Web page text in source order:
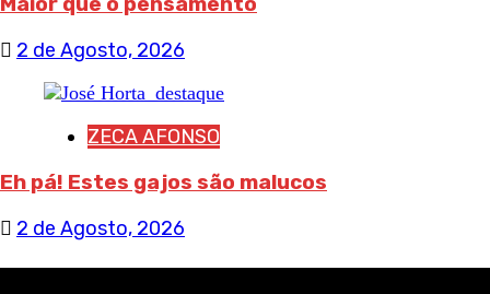
2 de Agosto, 2026
ZECA AFONSO
Eh pá! Estes gajos são malucos
2 de Agosto, 2026